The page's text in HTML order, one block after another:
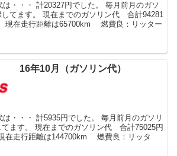
・・・ 計20327円でした。 毎月前月のガソ
してます。 現在までのガソリン代 合計94281
現在走行距離は65700km 燃費良：リッター
16年10月（ガソリン代）
・・・ 計5935円でした。 毎月前月のガソリ
てます。 現在までのガソリン代 合計75025円
在走行距離は144700km 燃費良：リッタ